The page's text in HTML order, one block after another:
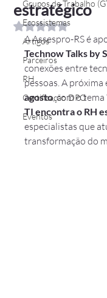
Grupos de Trabalho
Ecossistemas
Artigos
Parceiros
RH
Certificação DPO
Eventos
estratégico
Avaliado com
A Assespro-RS é
Technow Talks by
conexões entre
pessoas. A
agosto, com o tema
TI encontra o RH
especialistas que
transformação do